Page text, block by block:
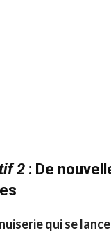
2 : De
qui se